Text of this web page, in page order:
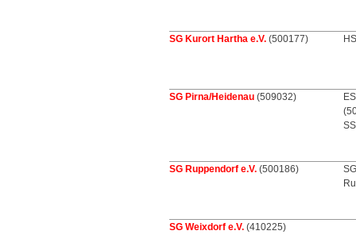
SG Kurort Hartha e.V. (500177)
SG Pirna/Heidenau (509032)
SG Ruppendorf e.V. (500186)
SG Weixdorf e.V. (410225)